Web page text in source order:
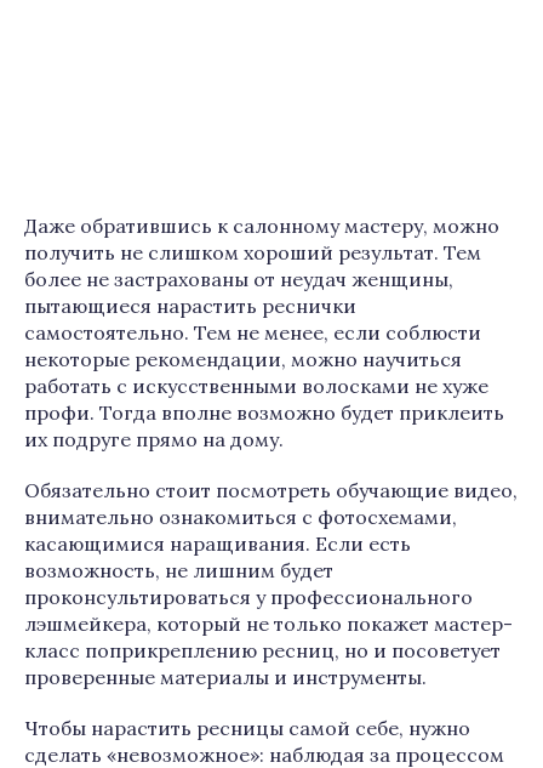
Даже обратившись к салонному мастеру, можно
получить не слишком хороший результат. Тем
более не застрахованы от неудач женщины,
пытающиеся нарастить реснички
самостоятельно. Тем не менее, если соблюсти
некоторые рекомендации, можно научиться
работать с искусственными волосками не хуже
профи. Тогда вполне возможно будет приклеить
их подруге прямо на дому.
Обязательно стоит посмотреть обучающие видео,
внимательно ознакомиться с фотосхемами,
касающимися наращивания. Если есть
возможность, не лишним будет
проконсультироваться у профессионального
лэшмейкера, который не только покажет мастер-
класс поприкреплению ресниц, но и посоветует
проверенные материалы и инструменты.
Чтобы нарастить ресницы самой себе, нужно
сделать «невозможное»: наблюдая за процессом